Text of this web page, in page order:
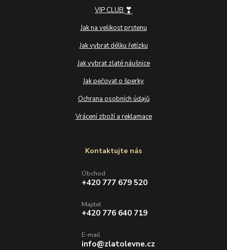
VIP CLUB ❣
Jak na velikost prstenu
Jak vybrat délku řetízku
Jak vybrat zlaté náušnice
Jak pečovat o šperky
Ochrana osobních údajů
Vrácení zboží a reklamace
Kontaktujte nás
Obchod
+420 777 679 520
Majitel
+420 776 640 719
E-mail
info@zlatolevne.cz